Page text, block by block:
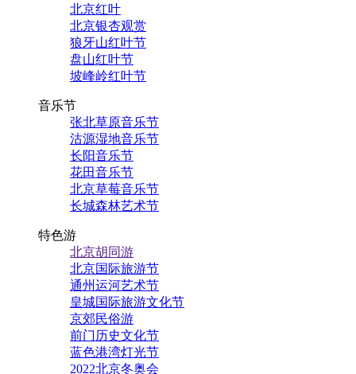
北京红叶
北京银杏观赏
狼牙山红叶节
盘山红叶节
坡峰岭红叶节
音乐节
张北草原音乐节
沽源湿地音乐节
长阳音乐节
花田音乐节
北京草莓音乐节
长城森林艺术节
特色游
北京胡同游
北京国际旅游节
通州运河艺术节
皇城国际旅游文化节
京郊民俗游
前门历史文化节
蓝色港湾灯光节
2022北京冬奥会